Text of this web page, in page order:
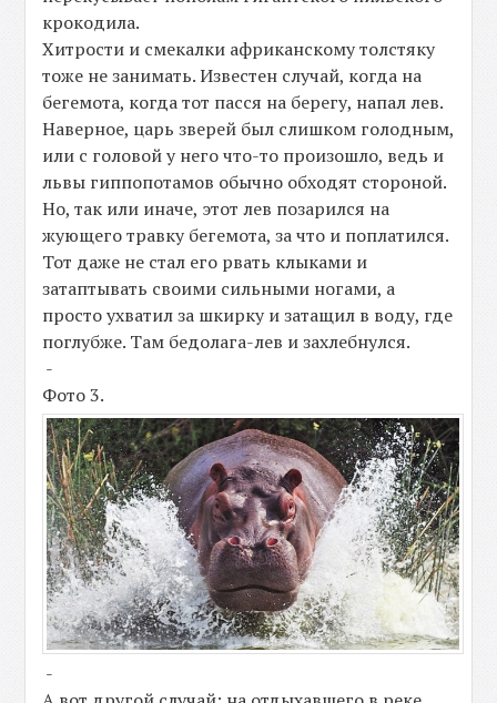
крокодила.
Хитрости и смекалки африканскому толстяку
тоже не занимать. Известен случай, когда на
бегемота, когда тот пасся на берегу, напал лев.
Наверное, царь зверей был слишком голодным,
или с головой у него что-то произошло, ведь и
львы гиппопотамов обычно обходят стороной.
Но, так или иначе, этот лев позарился на
жующего травку бегемота, за что и поплатился.
Тот даже не стал его рвать клыками и
затаптывать своими сильными ногами, а
просто ухватил за шкирку и затащил в воду, где
поглубже. Там бедолага-лев и захлебнулся.
-
Фото 3.
-